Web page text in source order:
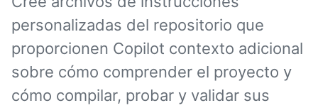
personalizadas del repositorio que
proporcionen Copilot contexto adicional
sobre cómo comprender el proyecto y
cómo compilar, probar y validar sus